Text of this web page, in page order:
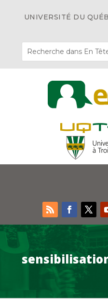
UNIVERSITÉ DU